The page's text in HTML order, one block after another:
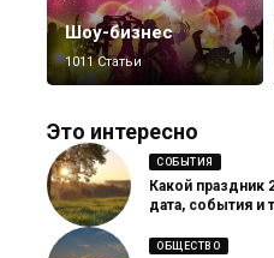
Шоу-бизнес
1011 Статьи
Это интересно
СОБЫТИЯ
Какой праздник
дата, события и
ОБЩЕСТВО